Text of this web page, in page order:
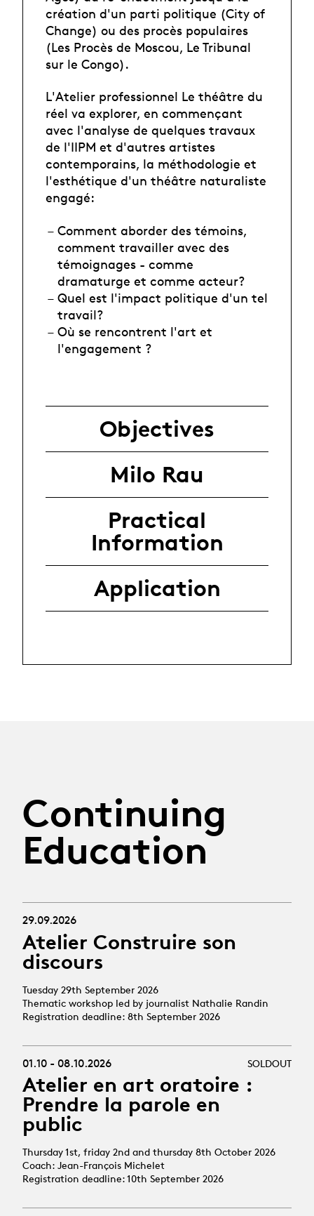
création d'un parti politique (City of
Change) ou des procès populaires
(Les Procès de Moscou, Le Tribunal
sur le Congo).
L'Atelier professionnel Le théâtre du
réel va explorer, en commençant
avec l'analyse de quelques travaux
de l'IIPM et d'autres artistes
contemporains, la méthodologie et
l'esthétique d'un théâtre naturaliste
engagé:
Comment aborder des témoins,
comment travailler avec des
témoignages - comme
dramaturge et comme acteur?
Quel est l'impact politique d'un tel
travail?
Où se rencontrent l'art et
l'engagement ?
Objectives
Milo Rau
Practical
Information
Application
Continuing
Education
29.09.2026
Atelier Construire son
discours
Tuesday 29th September 2026
Thematic workshop led by journalist Nathalie Randin
Registration deadline: 8th September 2026
SOLDOUT
01.10 - 08.10.2026
Atelier en art oratoire :
Prendre la parole en
public
Thursday 1st, friday 2nd and thursday 8th October 2026
Coach: Jean-François Michelet
Registration deadline: 10th September 2026